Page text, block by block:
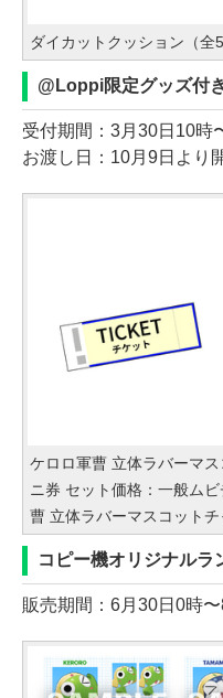
ダイカットクッション（全
@Loppi限定グッズ付
受付期間：3月30日10時
お渡し日：10月9日より
ケロロ軍曹 立体ラバーマ
ニ券 セット価格：一般ム
曹 立体ラバーマスコット
コピー機オリジナルラ
販売期間：6月30日0時